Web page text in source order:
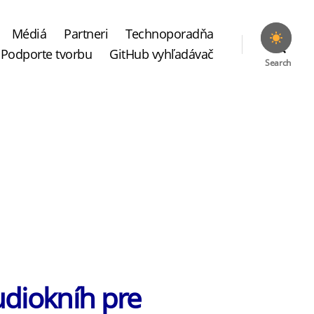
Médiá Partneri
Technoporadňa
Podporte tvorbu GitHub vyhľadávač
Search
pre